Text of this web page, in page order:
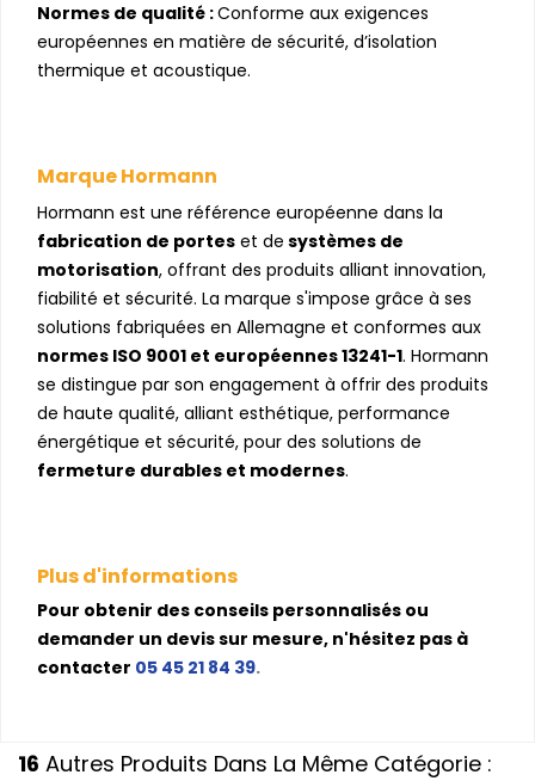
Normes de qualité :Conforme aux exigences
européennes en matière de sécurité, d’isolation
thermique et acoustique.
Marque Hormann
Hormann est une référence européenne dans la
fabrication de portes et de systèmes de
motorisation, offrant des produits alliant innovation,
fiabilité et sécurité. La marque s'impose grâce à ses
solutions fabriquées en Allemagne et conformes aux
normes ISO 9001 et européennes 13241-1. Hormann
se distingue par son engagement à offrir des produits
de haute qualité, alliant esthétique, performance
énergétique et sécurité, pour des solutions de
fermeture durables et modernes.
Plus d'informations
Pour obtenir des conseils personnalisés ou
demander un devis sur mesure, n'hésitez pas à
contacter 05 45 21 84 39.
16 Autres Produits Dans La Même Catégorie :